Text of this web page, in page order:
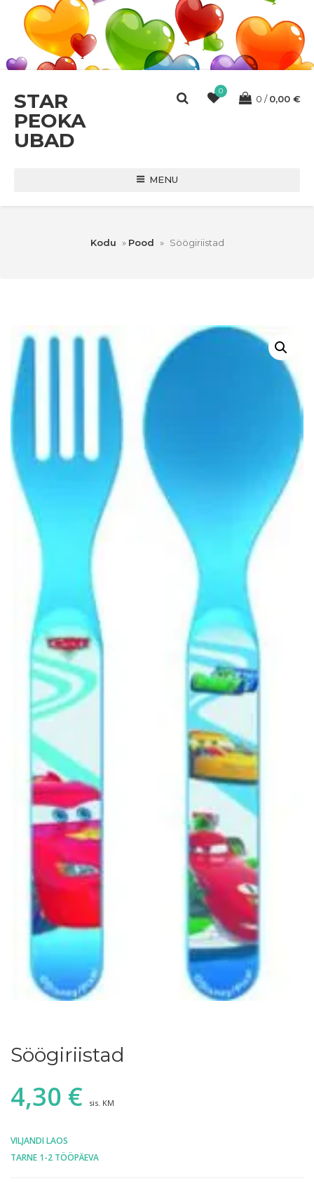
STAR
PEOKA
UBAD
0
0 0,00 €
MENU
Kodu » Pood » Söögiriistad
Söögiriistad
4,30 € sis. KM
VILJANDI LAOS
TARNE 1-2 TÖÖPÄEVA